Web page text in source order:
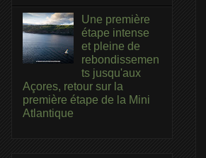
Une première
étape intense
et pleine de
rebondissemen
ts jusqu'aux
Açores, retour sur la
première étape de la Mini
Atlantique